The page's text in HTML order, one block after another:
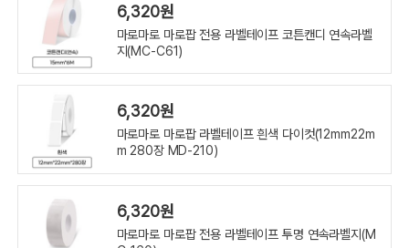
6,320원
마로마로 마로팝 전용 라벨테이프 코튼캔디 연속라벨
지(MC-C61)
6,320원
마로마로 마로팝 라벨테이프 흰색 다이컷(12mm22m
m 280장 MD-210)
6,320원
마로마로 마로팝 전용 라벨테이프 투명 연속라벨지(M